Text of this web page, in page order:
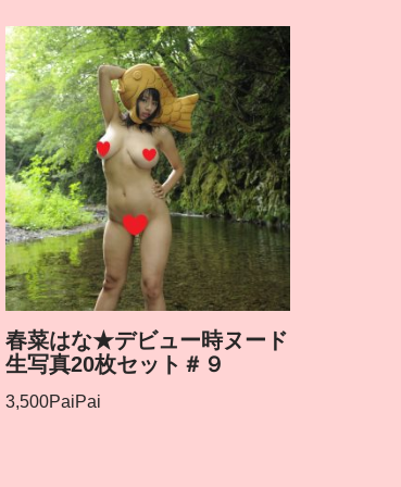
春菜はな★デビュー時ヌード
生写真20枚セット＃９
3,500PaiPai